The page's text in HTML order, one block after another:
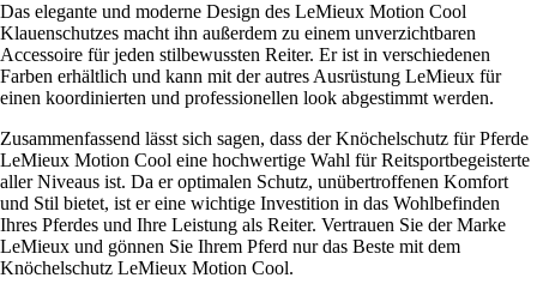
Das elegante und moderne Design des LeMieux Motion Cool
Klauenschutzes macht ihn außerdem zu einem unverzichtbaren
Accessoire für jeden stilbewussten Reiter. Er ist in verschiedenen
Farben erhältlich und kann mit der autres Ausrüstung LeMieux für
einen koordinierten und professionellen look abgestimmt werden.
Zusammenfassend lässt sich sagen, dass der Knöchelschutz für Pferde
LeMieux Motion Cool eine hochwertige Wahl für Reitsportbegeisterte
aller Niveaus ist. Da er optimalen Schutz, unübertroffenen Komfort
und Stil bietet, ist er eine wichtige Investition in das Wohlbefinden
Ihres Pferdes und Ihre Leistung als Reiter. Vertrauen Sie der Marke
LeMieux und gönnen Sie Ihrem Pferd nur das Beste mit dem
Knöchelschutz LeMieux Motion Cool.